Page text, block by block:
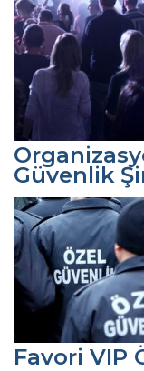
Güvenlik
Favori VIP